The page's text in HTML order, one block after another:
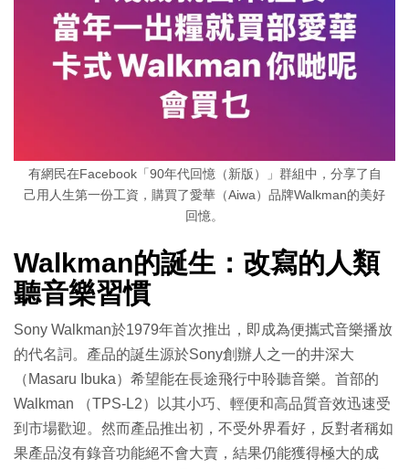
有網民在Facebook「90年代回憶（新版）」群組中，分享了自
己用人生第一份工資，購買了愛華（Aiwa）品牌Walkman的美好
回憶。
Walkman的誕生：改寫的人類
聽音樂習慣
Sony Walkman於1979年首次推出，即成為便攜式音樂播放
的代名詞。產品的誕生源於Sony創辦人之一的井深大
（Masaru Ibuka）希望能在長途飛行中聆聽音樂。首部的
Walkman （TPS-L2）以其小巧、輕便和高品質音效迅速受
到市場歡迎。然而產品推出初，不受外界看好，反對者稱如
果產品沒有錄音功能絕不會大賣，結果仍能獲得極大的成